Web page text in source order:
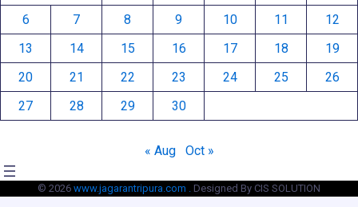
6
7 8 9 10 11
12
13
14 15 16 17 18
19
20
21 22 23 24 25
26
27
28 29 30
« Aug Oct »
© 2026 www.jagarantripura.com . Designed By CIS SOLUTION